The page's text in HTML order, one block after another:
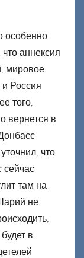
особенно
аннексия
мировое
и Россия
того,
вернется в
что
сейчас
там на
не
в